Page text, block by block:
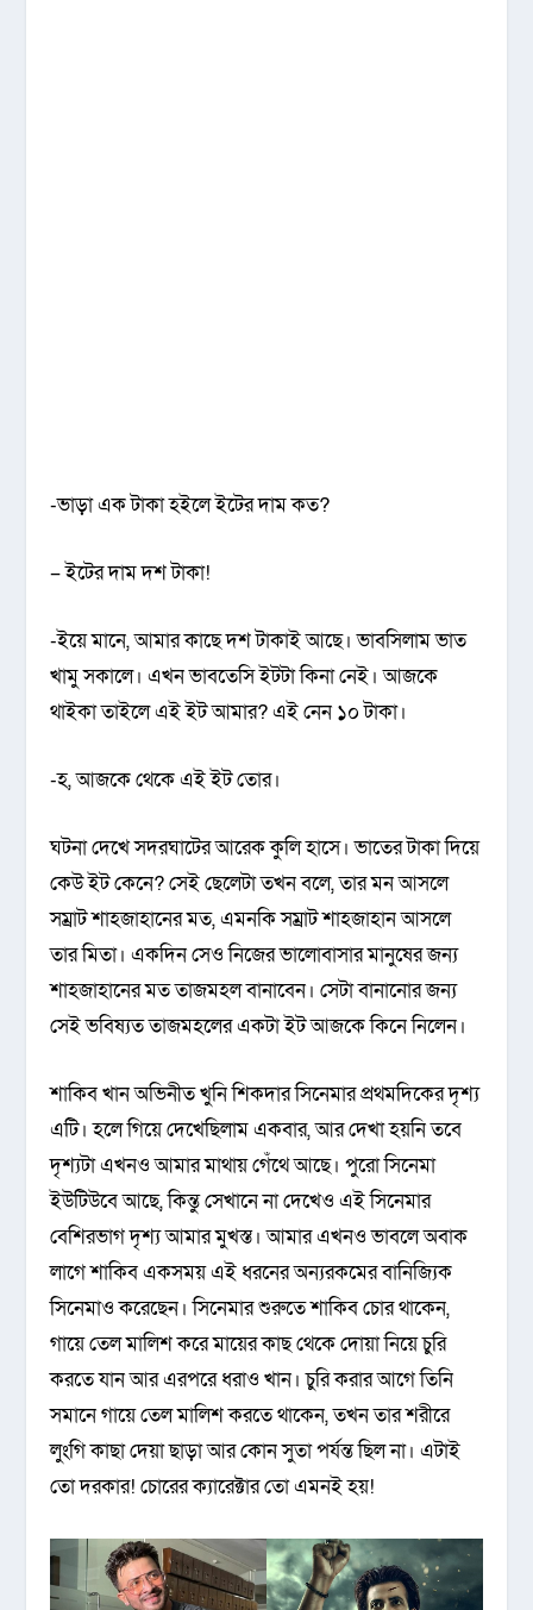
-ভাড়া এক টাকা হইলে ইটের দাম কত?
– ইটের দাম দশ টাকা!
-ইয়ে মানে, আমার কাছে দশ টাকাই আছে। ভাবসিলাম ভাত
খামু সকালে। এখন ভাবতেসি ইটটা কিনা নেই। আজকে
থাইকা তাইলে এই ইট আমার? এই নেন ১০ টাকা।
-হ, আজকে থেকে এই ইট তোর।
ঘটনা দেখে সদরঘাটের আরেক কুলি হাসে। ভাতের টাকা দিয়ে
কেউ ইট কেনে? সেই ছেলেটা তখন বলে, তার মন আসলে
সম্রাট শাহজাহানের মত, এমনকি সম্রাট শাহজাহান আসলে
তার মিতা। একদিন সেও নিজের ভালোবাসার মানুষের জন্য
শাহজাহানের মত তাজমহল বানাবেন। সেটা বানানোর জন্য
সেই ভবিষ্যত তাজমহলের একটা ইট আজকে কিনে নিলেন।
শাকিব খান অভিনীত খুনি শিকদার সিনেমার প্রথমদিকের দৃশ্য
এটি। হলে গিয়ে দেখেছিলাম একবার, আর দেখা হয়নি তবে
দৃশ্যটা এখনও আমার মাথায় গেঁথে আছে। পুরো সিনেমা
ইউটিউবে আছে, কিন্তু সেখানে না দেখেও এই সিনেমার
বেশিরভাগ দৃশ্য আমার মুখস্ত। আমার এখনও ভাবলে অবাক
লাগে শাকিব একসময় এই ধরনের অন্যরকমের বানিজ্যিক
সিনেমাও করেছেন। সিনেমার শুরুতে শাকিব চোর থাকেন,
গায়ে তেল মালিশ করে মায়ের কাছ থেকে দোয়া নিয়ে চুরি
করতে যান আর এরপরে ধরাও খান। চুরি করার আগে তিনি
সমানে গায়ে তেল মালিশ করতে থাকেন, তখন তার শরীরে
লুংগি কাছা দেয়া ছাড়া আর কোন সুতা পর্যন্ত ছিল না। এটাই
তো দরকার! চোরের ক্যারেক্টার তো এমনই হয়!